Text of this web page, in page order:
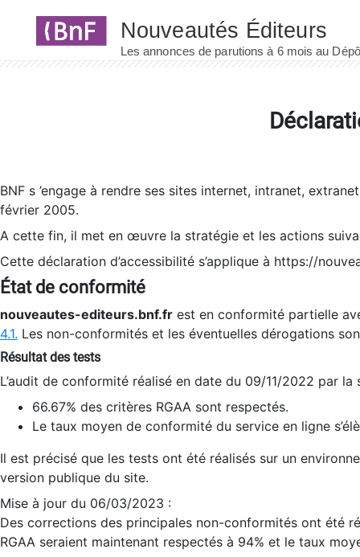
BNF s ’engage à rendre ses sites internet, intranet,
février 2005.
A cette fin, il met en œuvre la stratégie et les actions
Cette déclaration d’accessibilité s’applique à https://
État de conformité
nouveautes-editeurs.bnf.fr est en conformité partielle
4.1. Les non-conformités et les éventuelles dérogations
Résultat des tests
L’audit de conformité réalisé en date du 09/11/2022 par
66.67% des critères RGAA sont respectés.
Le taux moyen de conformité du service en ligne
Il est précisé que les tests ont été réalisés sur un
version publique du site.
Mise à jour du 06/03/2023 :
Des corrections des principales non-conformités ont été
RGAA seraient maintenant respectés à 94% et le taux